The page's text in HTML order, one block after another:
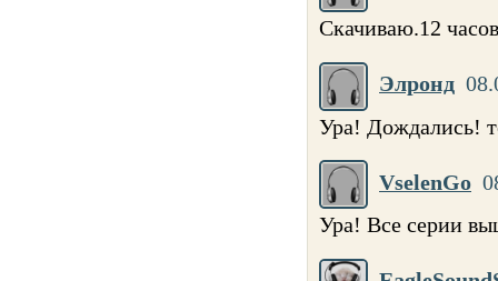
Скачиваю.12
Элронд
Ура! Дождались!
VselenGo
Ура! Все серии